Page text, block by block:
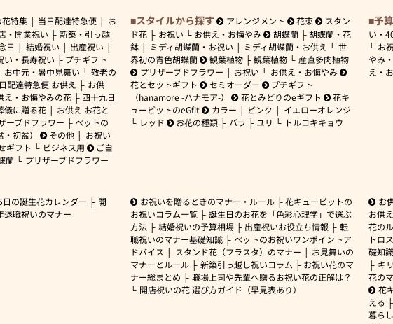
特集 当日配達特急便
お
・開業祝い
新築・引っ越
日 結婚祝い
出産祝い
い・長寿祝い
プチギフト
お中元・暑中見舞い
敬老の
配達特急便 お供え
お供
え・お悔やみの花
四十九日
儀に贈る花
お供え お花と
ーブドフラワー
ペットの
初盆） その他
お祝い
ギフト ビジネス用
ご自
蘭 プリザーブドフラワー
スタイルから探す アレンジメント 花束
スタン
ド花
お祝い お供え・お悔やみ 胡蝶蘭
胡蝶蘭・花
鉢
ミディ胡蝶蘭・お祝い ミディ胡蝶蘭・お供え
世
界初の青色胡蝶蘭
観葉植物 観葉植物
産直多肉植物
プリザーブドフラワー
お祝い
お供え・お悔やみ
花とセットギフト
セミオーダー
プチギフト
（hanamore -ハナモア-）
花とみどりのeギフト
花キ
ューピットのeGfit
カラー ピンク
イエローオレンジ
レッド
お花の種類 バラ ユリ トルコキキョウ
予
い・
お
やみ・
え・
日の誕生花カレンダー
開
退職祝いのマナー
お祝いを贈るときのマナー・ルール
花キューピットの
お祝いコラム一覧
誕生日のお花を「色彩心理学」で選ぶ
方法
結婚祝いの予算相場 出産祝いお役立ち情報
転
職祝いのマナー基礎知識
ペットのお祝いワンポイントア
ドバイス
スタンド花（フラスタ）のマナー
お見舞いの
マナーとルール
新築引っ越し祝いコラム
お祝い花のマ
ナー総まとめ
職場上司や先輩へ贈るお祝い花の正解は？
開店祝いの花 選び方ガイド（早見表あり）
お
お供
花の
トロ
礎知識
キ
花の
花
える
暮らし